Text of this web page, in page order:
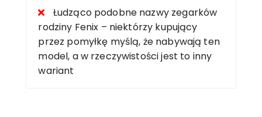
Łudząco podobne nazwy zegarków
rodziny Fenix – niektórzy kupujący
przez pomyłkę myślą, że nabywają ten
model, a w rzeczywistości jest to inny
wariant